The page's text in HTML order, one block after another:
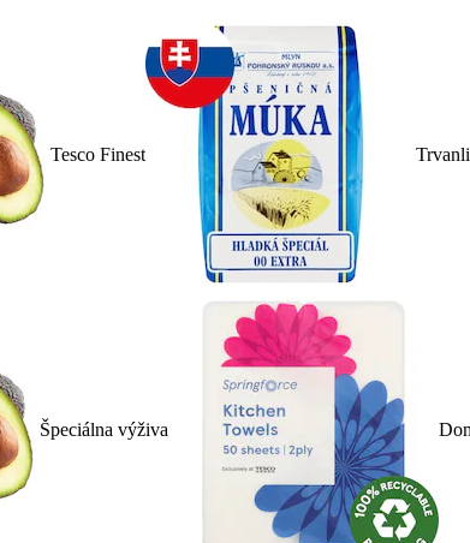
Tesco Finest
Špeciálna výživa